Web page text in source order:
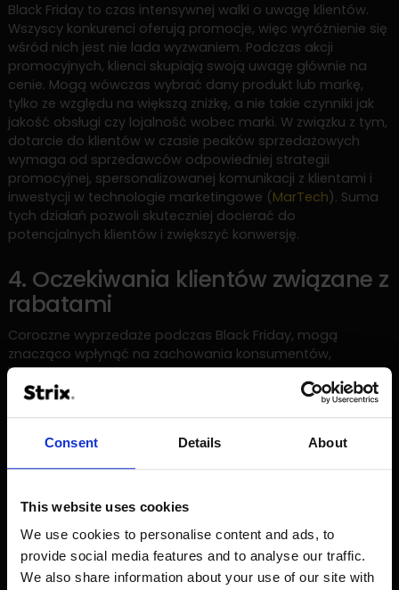
Consent Details About
This website uses cookies
We use cookies to personalise content and ads, to
provide social media features and to analyse our traffic.
We also share information about your use of our site with
Black Friday to czas intensywnej walki o uwagę klientów.
Wszyscy konkurenci oferują promocje, więc wyróżnienie się
wśród nich jest nie lada wyzwaniem. Podczas akcji
promocyjnych, klienci skupiają swoją uwagę głównie na
cenie. Mogą wówczas wybrać dany produkt lub markę,
tylko ze względu na większą zniżkę, a nie takie czynniki jak
jakość obsługi czy lojalność wobec marki. W związku z tym,
dotarcie do klientów w czasie peaków sprzedażowych
wymaga od sprzedawców odpowiedniej strategii
promocyjnej, spersonalizowanej komunikacji z klientami i
inwestycji w technologie marketingowe (MarTech). Suma
tych działań pozwoli skuteczniej docierać do
potencjalnych klientów i zwiększyć konwersję.
4. Oczekiwania klientów związane z
rabatami
Coroczne wyprzedaże podczas Black Friday, mogą
znacząco wpłynąć na zachowania konsumentów,
kształtując nawyk oczekiwania na duże promocje. Wielu
klientów zaczyna wstrzymywać się z regularnymi zakupami,
oczekując znacznych obniżek cen właśnie podczas akcji
sprzedaży w innych okresach roku, gdy konsumenci są
mniej skłonni płacić pełną cenę za produkty.
Takie podejście może również wpłynąć na sposób, w jaki
marka jest postrzegana – jeśli klienci przyzwyczają się do
regularnych dużych zniżek, mogą zacząć postrzegać
normalne ceny jako zbyt wysokie.